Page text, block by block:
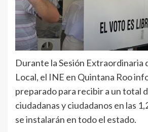
Durante la Sesión Extraordinaria
Local, el INE en Quintana Roo
preparado para recibir a un total
ciudadanas y ciudadanos en las
se instalarán en todo el estado.